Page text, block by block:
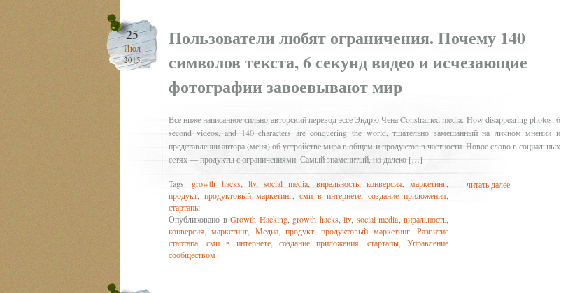
25
Июл
2015
Пользователи любят ограничения. Почему 140
символов текста, 6 секунд видео и исчезающие
фотографии завоевывают мир
Все ниже написанное сильно авторский перевод эссе Эндрю Чена Constrained media: How disappearing photos, 6
second videos, and 140 characters are conquering the world, тщательно замешанный на личном мнении и
представлении автора (меня) об устройстве мира в общем и продуктов в частности. Новое слово в социальных
сетях — продукты с ограничениями. Самый знаменитый, но далеко […]
Tags: growth hacks ltv, social media виральность, конверсия, маркетинг
продукт
продуктовый маркетинг сми в интернете создание приложения
стартапы
Опубликовано вGrowth Hacking, growth hacks,ltv, social media ,виральность
конверсия ,маркетинг Медиа,продукт ,продуктовый маркетинг,Развитие
стартапа
сми в интернете создание приложения стартапы
Управление
сообществом
читать далее